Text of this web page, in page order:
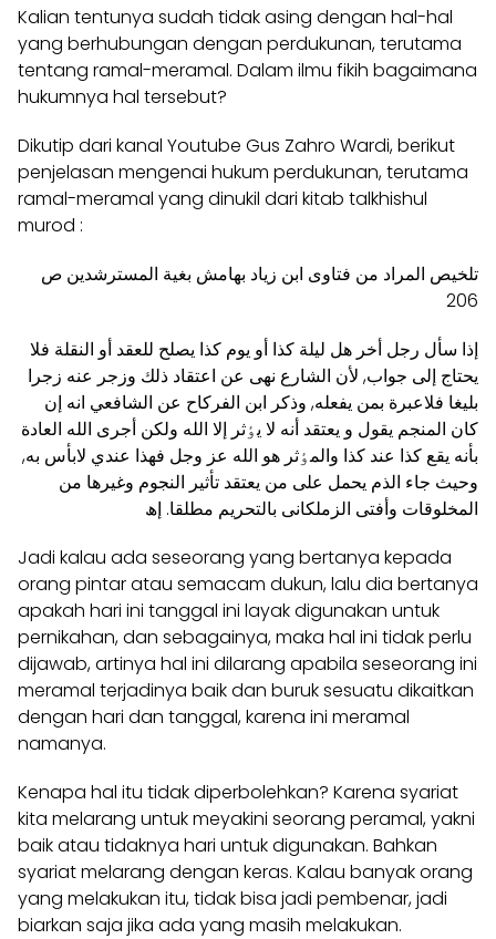
Kalian tentunya sudah tidak asing dengan hal-hal
yang berhubungan dengan perdukunan, terutama
tentang ramal-meramal. Dalam ilmu fikih bagaimana
hukumnya hal tersebut?
Dikutip dari kanal Youtube Gus Zahro Wardi, berikut
penjelasan mengenai hukum perdukunan, terutama
ramal-meramal yang dinukil dari kitab talkhishul
murod :
تلخيص المراد من فتاوی ابن زياد بهامش بغية المسترشدين ص
206
إذا سأل رجل أخر هل ليلة كذا أو يوم كذا يصلح للعقد أو النقلة فلا
يحتاج إلی جواب, لأن الشارع نهی عن اعتقاد ذلك وزجر عنه زجرا
بليغا فلاعبرة بمن يفعله, وذكر ابن الفرکاح عن الشافعي انه إن
کان المنجم يقول و يعتقد أنه لا يٶثر إلا الله ولکن أجری الله العادة
بأنه يقع کذا عند کذا والمٶثر هو الله عز وجل فهذا عندي لابأس به,
وحيث جاء الذم يحمل علی من يعتقد تأثير النجوم وغيرها من
المخلوقات وأفتی الزملکانی بالتحريم مطلقا. إھ
Jadi kalau ada seseorang yang bertanya kepada
orang pintar atau semacam dukun, lalu dia bertanya
apakah hari ini tanggal ini layak digunakan untuk
pernikahan, dan sebagainya, maka hal ini tidak perlu
dijawab, artinya hal ini dilarang apabila seseorang ini
meramal terjadinya baik dan buruk sesuatu dikaitkan
dengan hari dan tanggal, karena ini meramal
namanya.
Kenapa hal itu tidak diperbolehkan? Karena syariat
kita melarang untuk meyakini seorang peramal, yakni
baik atau tidaknya hari untuk digunakan. Bahkan
syariat melarang dengan keras. Kalau banyak orang
yang melakukan itu, tidak bisa jadi pembenar, jadi
biarkan saja jika ada yang masih melakukan.